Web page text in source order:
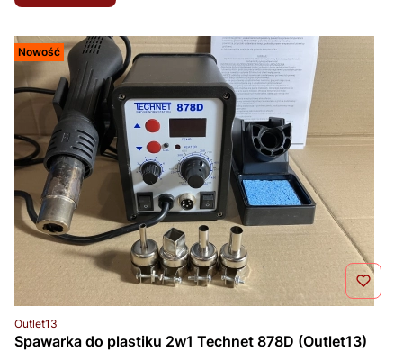
Nowość
Kod produktu
Outlet13
Spawarka do plastiku 2w1 Technet 878D (Outlet13)